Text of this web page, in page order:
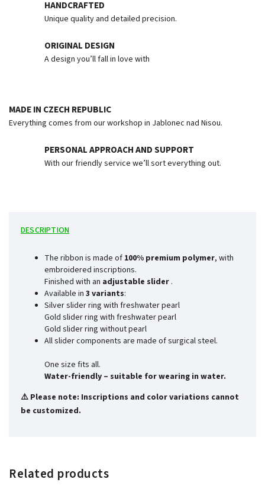
HANDCRAFTED
Unique quality and detailed precision.
ORIGINAL DESIGN
A design you’ll fall in love with
MADE IN CZECH REPUBLIC
Everything comes from our workshop in Jablonec nad Nisou.
PERSONAL APPROACH AND SUPPORT
With our friendly service we’ll sort everything out.
DESCRIPTION
The ribbon is made of 100% premium polymer, with
embroidered inscriptions.
Finished with an adjustable slider .
Available in 3 variants:
Silver slider ring with freshwater pearl
Gold slider ring with freshwater pearl
Gold slider ring without pearl
All slider components are made of surgical steel.
One size fits all.
Water-friendly – suitable for wearing in water.
⚠️ Please note: Inscriptions and color variations cannot
be customized.
Related products